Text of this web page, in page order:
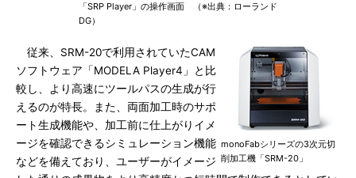
「SRP Player」の操作画面 （※出典：ローランド
DG）
monoFabシリーズの3次元切
削加工機「SRM-20」
従来、SRM-20で利用されていたCAM
ソフトウェア「MODELA Player4」と比
較し、より高速にツールパスの生成が行
えるのが特長。また、両面加工時のサポ
ート生成機能や、加工前に仕上がりイメ
ージを確認できるシミュレーション機能
などを備えており、ユーザーがイメージ